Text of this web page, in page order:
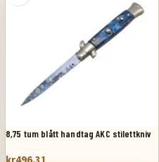
8,75 tum blått handtag AKC stilettkniv